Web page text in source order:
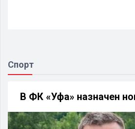
Спорт
В ФК «Уфа» назначен